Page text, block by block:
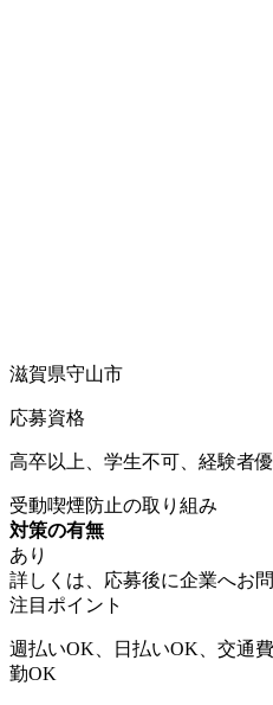
滋賀県守山市
応募資格
高卒以上、学生不可、経験者
受動喫煙防止の取り組み
対策の有無
あり
詳しくは、応募後に企業へお
注目ポイント
週払いOK、日払いOK、交通
勤OK